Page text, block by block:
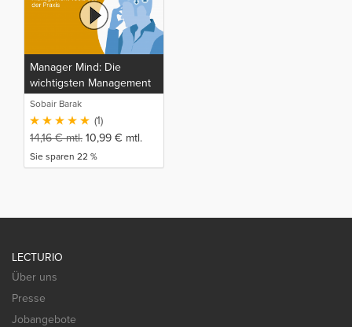
Manager Mind: Die
wichtigsten Management
Tools aus der Praxis
Sobair Barak
(1)
14,16€mtl. 10,99 € mtl.
Sie sparen 22 %
LECTURIO
Über uns
Presse
Jobangebote